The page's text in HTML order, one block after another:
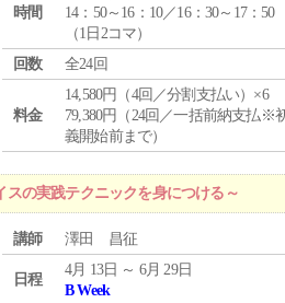
時間
14：50～16：10／16：30～17：50
（1日2コマ）
回数
全24回
料金
14,580円（4回／分割支払い）×6
79,380円（24回／一括前納支払※
義開始前まで）
の実践テクニックを身につける～
講師 澤田 昌征
日程
4月 13日 ～ 6月 29日
B Week